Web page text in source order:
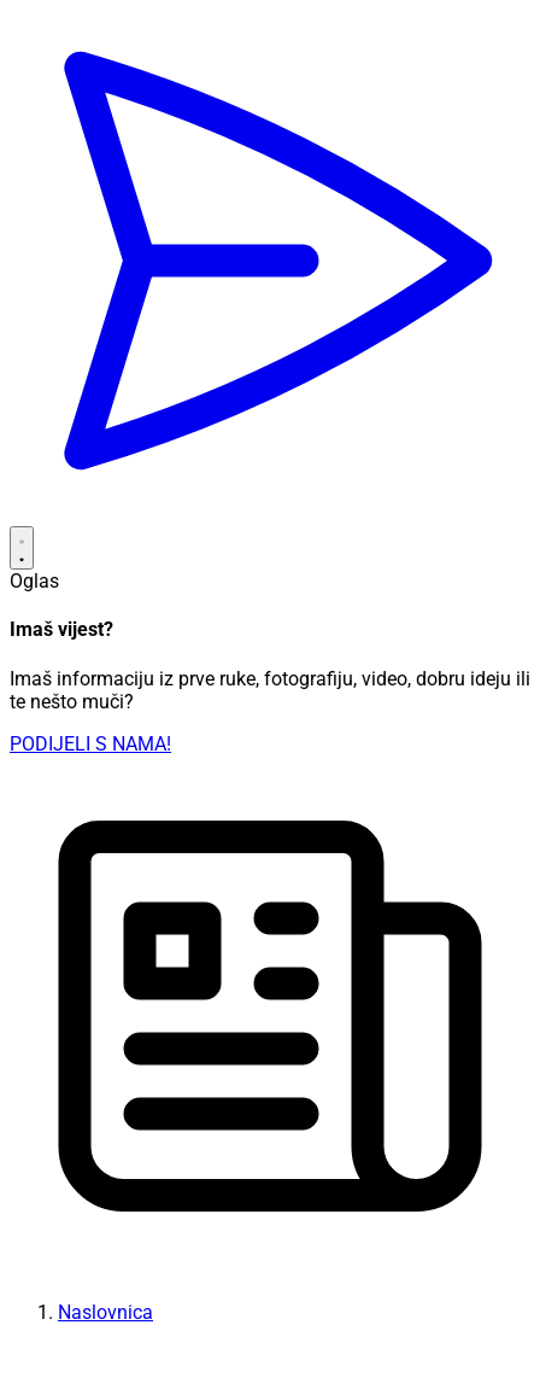
Oglas
Imaš vijest?
Imaš informaciju iz prve ruke, fotografiju, video, dobru ideju ili
te nešto muči?
PODIJELI S NAMA!
Naslovnica